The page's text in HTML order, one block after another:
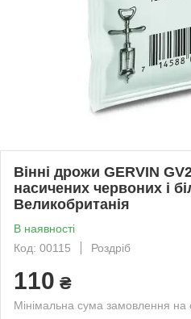
Вінні дрожи GERVIN
насичених червоних і
Великобританія
В наявності
Код: 00115
Роздріб
110 ₴
Мінімальна сума замовлення на